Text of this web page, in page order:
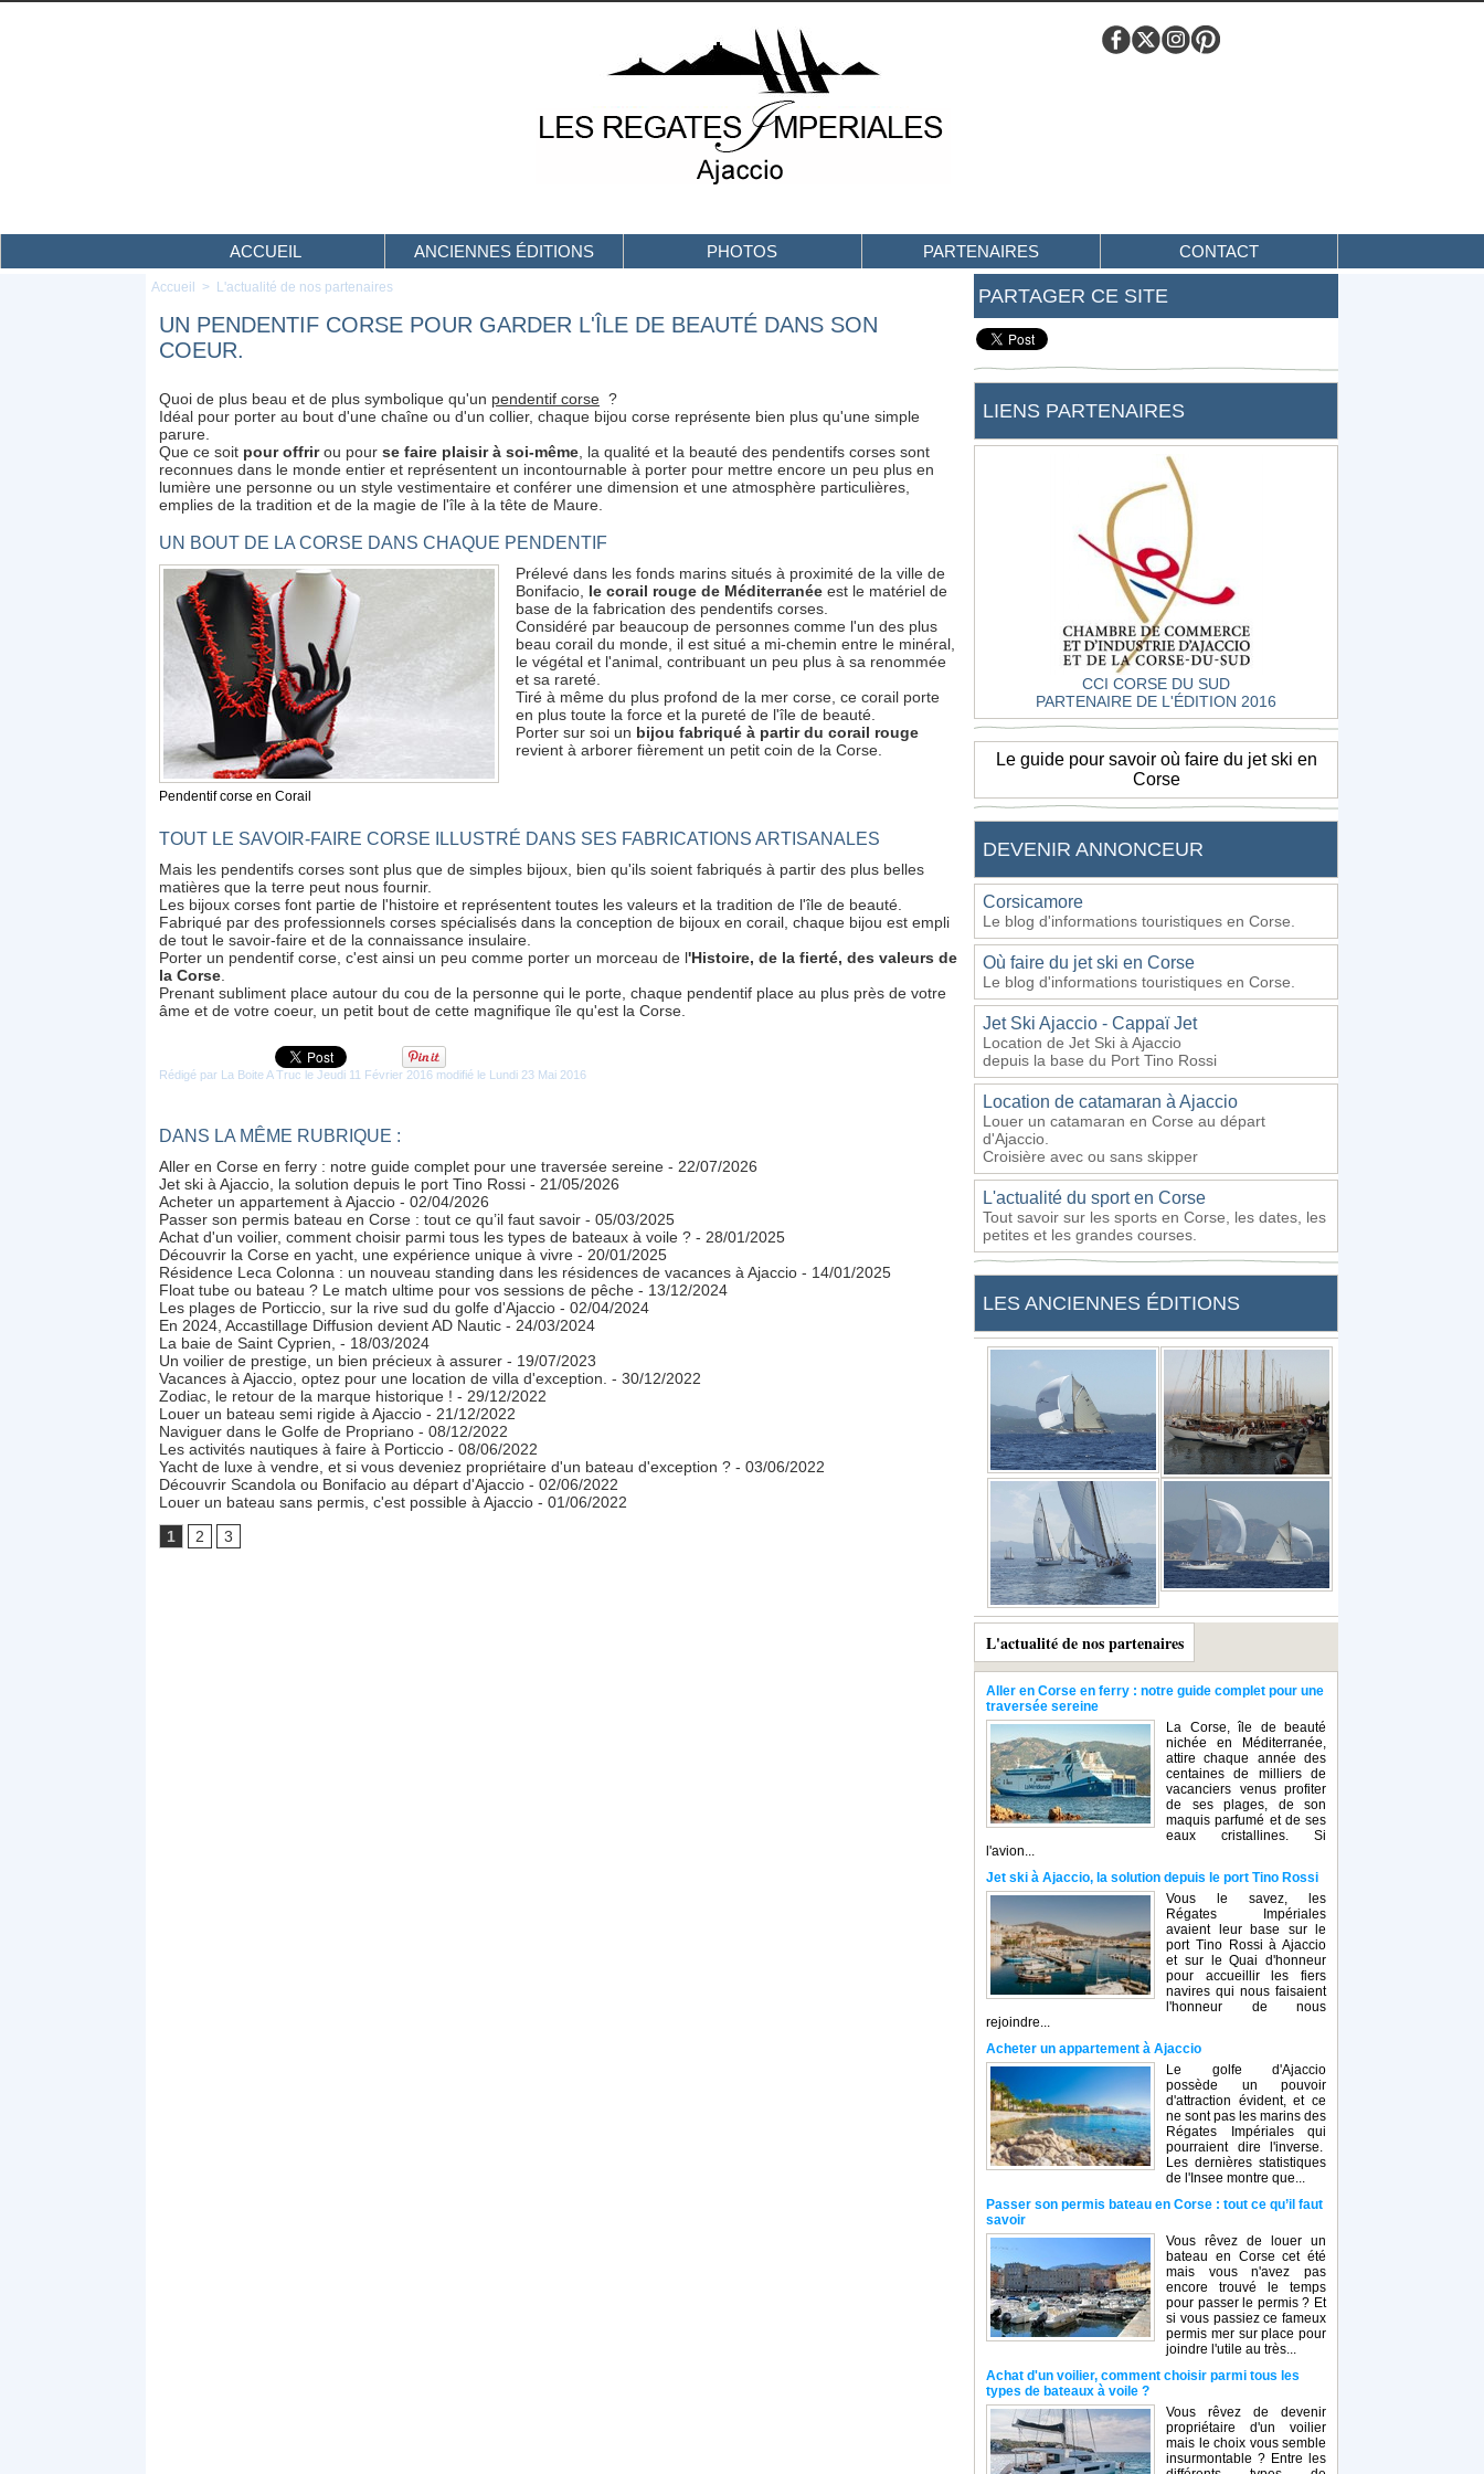
ACCUEIL ANCIENNES ÉDITIONS PHOTOS PARTENAIRES CONTACT
Accueil > L'actualité de nos partenaires
UN PENDENTIF CORSE POUR GARDER L'ÎLE DE BEAUTÉ DANS SON
COEUR.
Quoi de plus beau et de plus symbolique qu'un pendentif corse ?
Idéal pour porter au bout d'une chaîne ou d'un collier, chaque bijou corse représente bien plus qu'une simple
parure.
Que ce soit pour offrirou pour se faire plaisir à soi-même , la qualité et la beauté des pendentifs corses sont
reconnues dans le monde entier et représentent un incontournable à porter pour mettre encore un peu plus en
lumière une personne ou un style vestimentaire et conférer une dimension et une atmosphère particulières,
emplies de la tradition et de la magie de l'île à la tête de Maure.
UN BOUT DE LA CORSE DANS CHAQUE PENDENTIF
Pendentif corse en Corail
Prélevé dans les fonds marins situés à proximité de la ville de
Bonifacio, le corail rouge de Méditerranée est le matériel de
base de la fabrication des pendentifs corses.
Considéré par beaucoup de personnes comme l'un des plus
beau corail du monde, il est situé a mi-chemin entre le minéral,
le végétal et l'animal, contribuant un peu plus à sa renommée
et sa rareté.
Tiré à même du plus profond de la mer corse, ce corail porte
en plus toute la force et la pureté de l'île de beauté.
Porter sur soi un bijou fabriqué à partir du corail rouge
revient à arborer fièrement un petit coin de la Corse.
TOUT LE SAVOIR-FAIRE CORSE ILLUSTRÉ DANS SES FABRICATIONS ARTISANALES
Mais les pendentifs corses sont plus que de simples bijoux, bien qu'ils soient fabriqués à partir des plus belles
matières que la terre peut nous fournir.
Les bijoux corses font partie de l'histoire et représentent toutes les valeurs et la tradition de l'île de beauté.
Fabriqué par des professionnels corses spécialisés dans la conception de bijoux en corail, chaque bijou est empli
de tout le savoir-faire et de la connaissance insulaire.
Porter un pendentif corse, c'est ainsi un peu comme porter un morceau de l'Histoire, de la fierté, des valeurs de
la Corse
Prenant subliment place autour du cou de la personne qui le porte, chaque pendentif place au plus près de votre
âme et de votre coeur, un petit bout de cette magnifique île qu'est la Corse.
Rédigé par La Boite A Truc le Jeudi 11 Février 2016 modifié le Lundi 23 Mai 2016
DANS LA MÊME RUBRIQUE :
Aller en Corse en ferry : notre guide complet pour une traversée sereine - 22/07/2026
Jet ski à Ajaccio, la solution depuis le port Tino Rossi - 21/05/2026
Acheter un appartement à Ajaccio - 02/04/2026
Passer son permis bateau en Corse : tout ce qu’il faut savoir - 05/03/2025
Achat d'un voilier, comment choisir parmi tous les types de bateaux à voile ? - 28/01/2025
Découvrir la Corse en yacht, une expérience unique à vivre - 20/01/2025
Résidence Leca Colonna : un nouveau standing dans les résidences de vacances à Ajaccio - 14/01/2025
Float tube ou bateau ? Le match ultime pour vos sessions de pêche - 13/12/2024
Les plages de Porticcio, sur la rive sud du golfe d'Ajaccio - 02/04/2024
En 2024, Accastillage Diffusion devient AD Nautic - 24/03/2024
La baie de Saint Cyprien, - 18/03/2024
Un voilier de prestige, un bien précieux à assurer - 19/07/2023
Vacances à Ajaccio, optez pour une location de villa d'exception. - 30/12/2022
Zodiac, le retour de la marque historique ! - 29/12/2022
Louer un bateau semi rigide à Ajaccio - 21/12/2022
Naviguer dans le Golfe de Propriano - 08/12/2022
Les activités nautiques à faire à Porticcio - 08/06/2022
Yacht de luxe à vendre, et si vous deveniez propriétaire d'un bateau d'exception ? - 03/06/2022
Découvrir Scandola ou Bonifacio au départ d'Ajaccio - 02/06/2022
Louer un bateau sans permis, c'est possible à Ajaccio - 01/06/2022
1
2 3
PARTAGER CE SITE
LIENS PARTENAIRES
CCI CORSE DU SUD
PARTENAIRE DE L'ÉDITION 2016
Le guide pour savoir où faire du jet ski en
Corse
DEVENIR ANNONCEUR
Corsicamore
Le blog d'informations touristiques en Corse.
Où faire du jet ski en Corse
Le blog d'informations touristiques en Corse.
Jet Ski Ajaccio - Cappaï Jet
Location de Jet Ski à Ajaccio
depuis la base du Port Tino Rossi
Location de catamaran à Ajaccio
Louer un catamaran en Corse au départ
d'Ajaccio.
Croisière avec ou sans skipper
L'actualité du sport en Corse
Tout savoir sur les sports en Corse, les dates, les
petites et les grandes courses.
LES ANCIENNES ÉDITIONS
L'actualité de nos partenaires
Aller en Corse en ferry : notre guide complet pour une
traversée sereine
La Corse, île de beauté
nichée en Méditerranée,
attire chaque année des
centaines de milliers de
vacanciers venus profiter
de ses plages, de son
maquis parfumé et de ses
eaux cristallines. Si
l'avion...
Jet ski à Ajaccio, la solution depuis le port Tino Rossi
Vous le savez, les
Régates Impériales
avaient leur base sur le
port Tino Rossi à Ajaccio
et sur le Quai d'honneur
pour accueillir les fiers
navires qui nous faisaient
l'honneur de nous
rejoindre...
Acheter un appartement à Ajaccio
Le golfe d'Ajaccio
possède un pouvoir
d'attraction évident, et ce
ne sont pas les marins des
Régates Impériales qui
pourraient dire l'inverse.
Les dernières statistiques
de l'Insee montre que...
Passer son permis bateau en Corse : tout ce qu’il faut
savoir
Vous rêvez de louer un
bateau en Corse cet été
mais vous n'avez pas
encore trouvé le temps
pour passer le permis ? Et
si vous passiez ce fameux
permis mer sur place pour
joindre l'utile au très...
Achat d'un voilier, comment choisir parmi tous les
types de bateaux à voile ?
Vous rêvez de devenir
propriétaire d'un voilier
mais le choix vous semble
insurmontable ? Entre les